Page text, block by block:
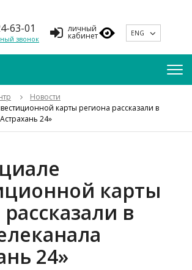
63-01
звонок
личный
кабинет ENG
Новости
карты региона рассказали в
24»
карты
в
24»